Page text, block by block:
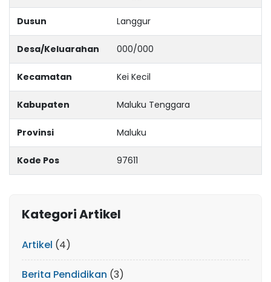
Dusun Langgur
Desa/Keluarahan 000/000
Kecamatan Kei Kecil
Kabupaten Maluku Tenggara
Provinsi Maluku
Kode Pos 97611
Kategori Artikel
Artikel (4)
Berita Pendidikan (3)